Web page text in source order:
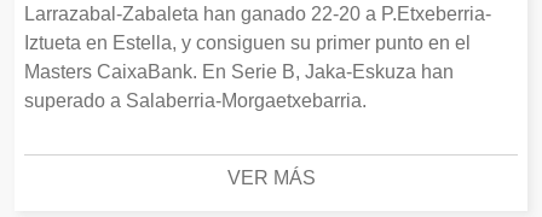
Larrazabal-Zabaleta han ganado 22-20 a P.Etxeberria-
Iztueta en Estella, y consiguen su primer punto en el
Masters CaixaBank. En Serie B, Jaka-Eskuza han
superado a Salaberria-Morgaetxebarria.
VER MÁS